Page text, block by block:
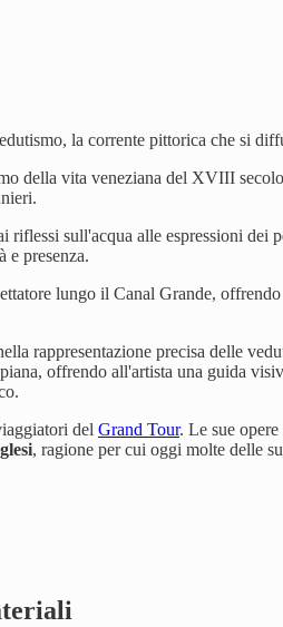
la corrente pittorica che si
della vita veneziana del XVIII
riflessi sull'acqua alle espressioni dei
e presenza.
lungo il Canal Grande,
rappresentazione precisa delle
offrendo all'artista una guida
del Grand Tour. Le sue
, ragione per cui oggi molte delle